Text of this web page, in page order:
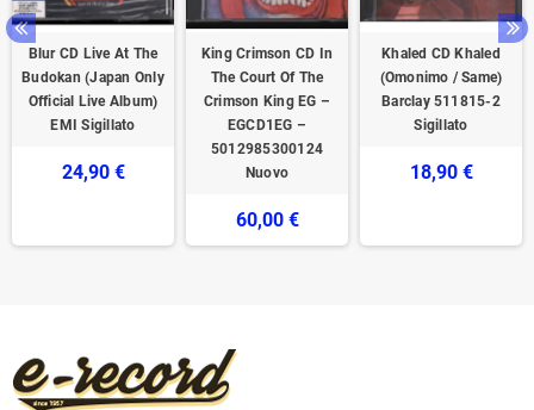
Blur ‎CD Live At The
Budokan (Japan Only
Official Live Album)
EMI Sigillato
24,90 €
King Crimson CD In
The Court Of The
Crimson King EG –
EGCD1EG –
5012985300124
Nuovo
60,00 €
Khaled CD Khaled
(Omonimo / Same)
Barclay 511815-2
Sigillato
18,90 €